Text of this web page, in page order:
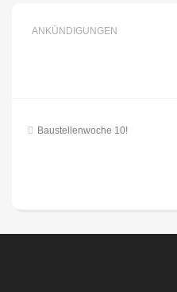
ANKÜNDIGUNGEN
Baustellenwoche 10!